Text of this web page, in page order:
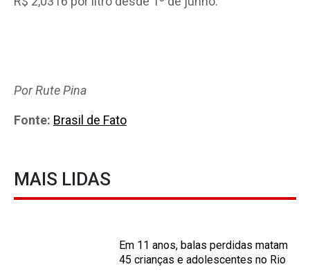
Por Rute Pina
Fonte: Brasil de Fato
MAIS LIDAS
Em 11 anos, balas perdidas matam
45 crianças e adolescentes no Rio